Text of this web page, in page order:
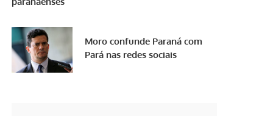
Moro confunde Paraná com
Pará nas redes sociais